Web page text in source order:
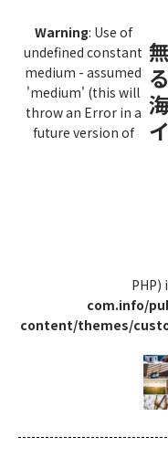
Warning: Use of
undefined constant
medium - assumed
'medium' (this will
throw an Error in a
future version of
PHP)
com.info/
content/themes/